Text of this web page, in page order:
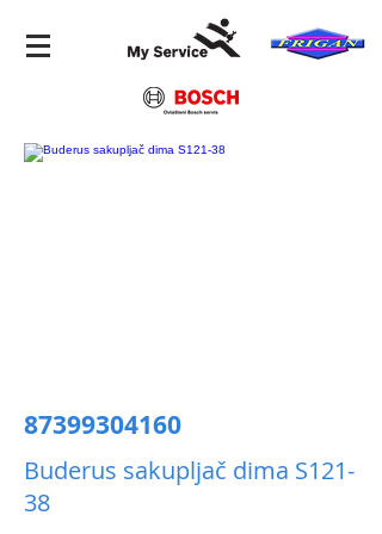
87399304160
Buderus sakupljač dima S121-
38